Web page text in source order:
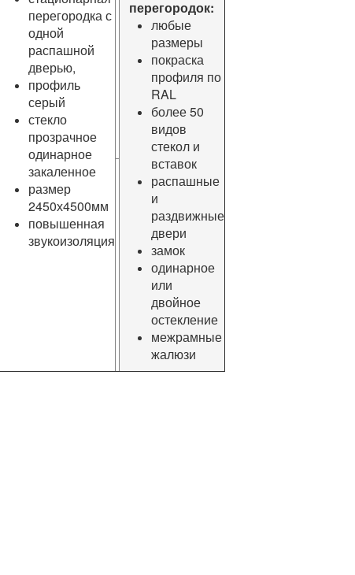
перегородка с
одной
распашной
дверью,
профиль
серый
стекло
прозрачное
одинарное
закаленное
размер
2450х4500мм
повышенная
звукоизоляция
перегородок:
любые
размеры
покраска
профиля по
RAL
более 50
видов
стекол и
вставок
распашные
и
раздвижные
двери
замок
одинарное
или
двойное
остекление
межрамные
жалюзи